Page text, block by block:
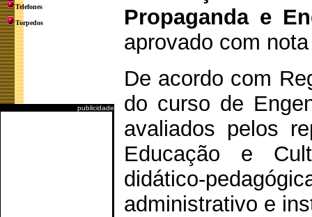
Telefones
Torpedos
publicidade
Propaganda e
aprovado com
De acordo com
do curso de
avaliados pelos
Educação e
didático-
administrativo e